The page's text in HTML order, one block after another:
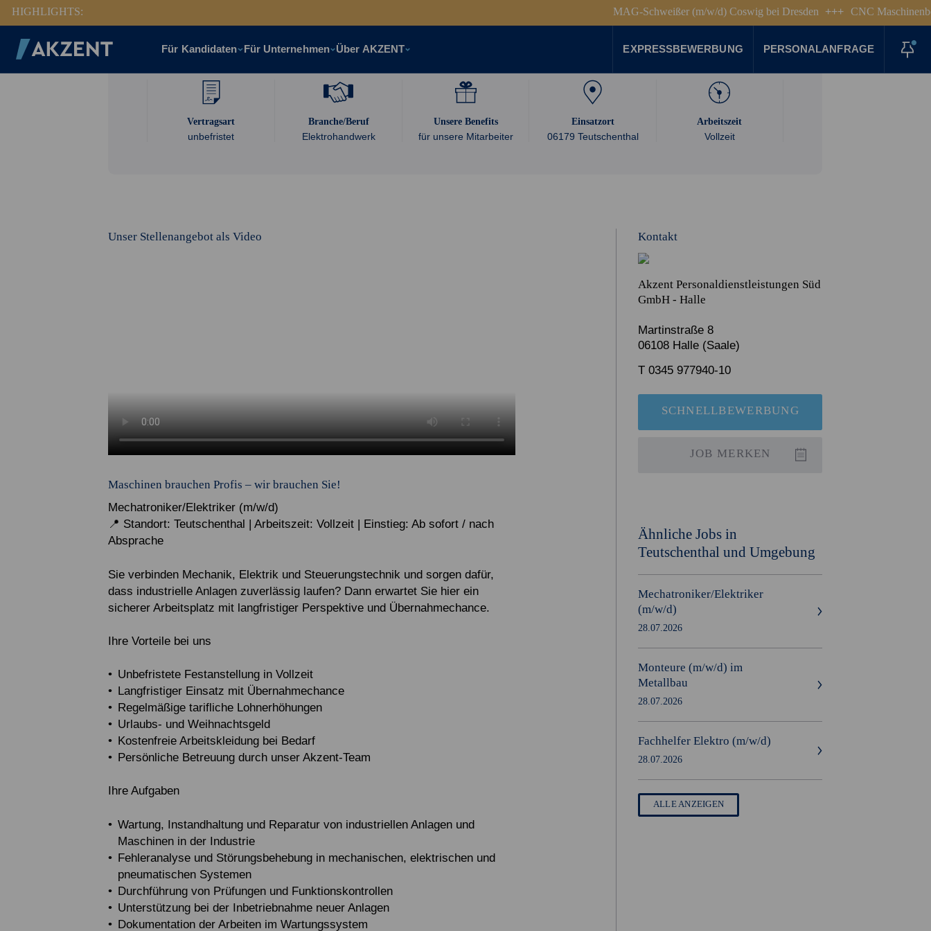
HIGHLIGHTS: MAG-Schweißer (m/w/d)Coswig bei Dresden +++ CNC
Für Kandidaten Für Unternehmen Über AKZENT EXPRESSBEWERBUNG PERSONALANFRAGE
Unterstützung und schnelle Vermittlung in
einen Job. Man...
bisher keine großen Probleme
mit dem Persona...
Vertragsart
unbefristet
Branche/Beruf
Elektrohandwerk
Unsere Benefits
für unsere Mitarbeiter
Einsatzort
06179 Teutschenthal
Arbeitszeit
Vollzeit
Unser Stellenangebot als Video
Maschinen brauchen Profis – wir brauchen Sie!
Mechatroniker/Elektriker (m/w/d)
📍 Standort: Teutschenthal | Arbeitszeit: Vollzeit | Einstieg: Ab sofort / nach
Absprache
Sie verbinden Mechanik, Elektrik und Steuerungstechnik und sorgen dafür,
dass industrielle Anlagen zuverlässig laufen? Dann erwartet Sie hier ein
sicherer Arbeitsplatz mit langfristiger Perspektive und Übernahmechance.
Ihre Vorteile bei uns
Unbefristete Festanstellung in Vollzeit
Langfristiger Einsatz mit Übernahmechance
Regelmäßige tarifliche Lohnerhöhungen
Urlaubs- und Weihnachtsgeld
Kostenfreie Arbeitskleidung bei Bedarf
Persönliche Betreuung durch unser Akzent-Team
Ihre Aufgaben
Wartung, Instandhaltung und Reparatur von industriellen Anlagen und
Maschinen in der Industrie
Fehleranalyse und Störungsbehebung in mechanischen, elektrischen und
pneumatischen Systemen
Durchführung von Prüfungen und Funktionskontrollen
Unterstützung bei der Inbetriebnahme neuer Anlagen
Dokumentation der Arbeiten im Wartungssystem
Kontakt
Akzent Personaldienstleistungen Süd
GmbH - Halle
Martinstraße 8
06108 Halle (Saale)
T 0345 977940-10
SCHNELLBEWERBUNG
JOB MERKEN
Ähnliche Jobs in
Teutschenthal und Umgebung
Mechatroniker/Elektriker
(m/w/d)
28.07.2026
Monteure(m/w/d) im
Metallbau
28.07.2026
Fachhelfer Elektro(m/w/d)
28.07.2026
ALLE ANZEIGEN